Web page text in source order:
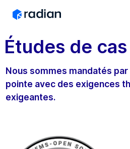
Études de cas
Nous sommes mandatés
pointe avec des exigences
exigeantes.